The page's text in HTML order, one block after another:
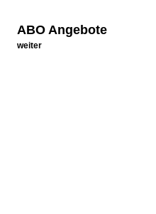
ABO Angebote
weiter